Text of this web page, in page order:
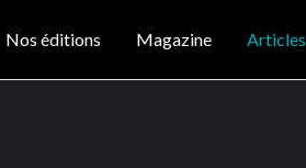
Nos éditions Magazine Articles